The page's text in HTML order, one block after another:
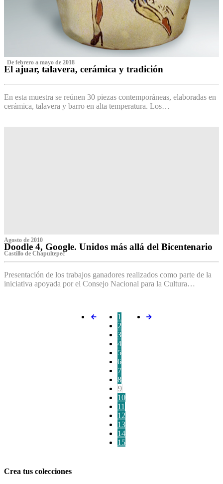
‌ De febrero a mayo de 2018
El ajuar, talavera, cerámica y tradición
En esta muestra se reúnen 30 piezas contemporáneas, elaboradas en
cerámica, talavera y barro en alta temperatura. Los…
Agosto de 2010
Doodle 4, Google. Unidos más allá del Bicentenario
Castillo de Chapultepec
Presentación de los trabajos ganadores realizados como parte de la
iniciativa apoyada por el Consejo Nacional para la Cultura…
1
2
3
4
5
6
7
8
9
10
11
12
13
14
15
Crea tus colecciones